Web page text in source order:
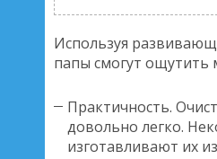
Используя
папы смогут ощутить
Практичность.
довольно легко.
изготавливают их